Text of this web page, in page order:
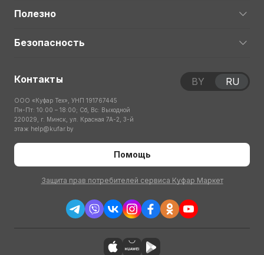
Полезно
Безопасность
Контакты
ООО «Куфар Тех», УНП 191767445
Пн-Пт: 10:00 – 18:00; Сб, Вс: Выходной
220029, г. Минск, ул. Красная 7А-2, 3-й
этаж help@kufar.by
Помощь
Защита прав потребителей сервиса Куфар Маркет
BY RU